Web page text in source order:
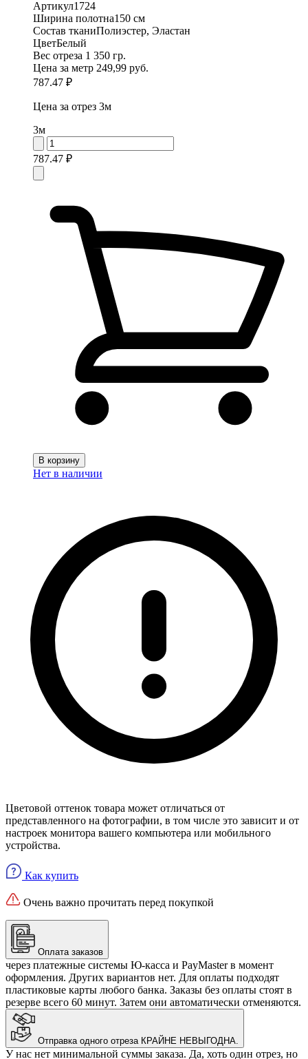
Артикул1724
Ширина полотна150 см
Состав тканиПолиэстер, Эластан
ЦветБелый
Вес отреза 1 350 гр.
Цена за метр 249,99 руб.
787.47 ₽
Цена за отрез 3м
3м
787.47 ₽
В корзину
Нет в наличии
Цветовой оттенок товара может отличаться от
представленного на фотографии, в том числе это зависит и от
настроек монитора вашего компьютера или мобильного
устройства.
Как купить
Очень важно прочитать перед покупкой
Оплата заказов
через платежные системы Ю-касса и PayMaster в момент
оформления. Других вариантов нет. Для оплаты подходят
пластиковые карты любого банка. Заказы без оплаты стоят в
резерве всего 60 минут. Затем они автоматически отменяются.
Отправка одного отреза КРАЙНЕ НЕВЫГОДНА.
У нас нет минимальной суммы заказа. Да, хоть один отрез, но